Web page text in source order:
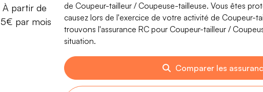
À partir de
par mois
de Coupeur-tailleur / Coupeuse-tailleuse. Vous êtes
causez lors de l'exercice de votre activité de Coupeur-
trouvons l'assurance RC pour Coupeur-tailleur /
situation.
Comparer les